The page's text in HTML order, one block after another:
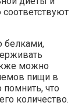
белками,
можно
пищи в
что
количество.